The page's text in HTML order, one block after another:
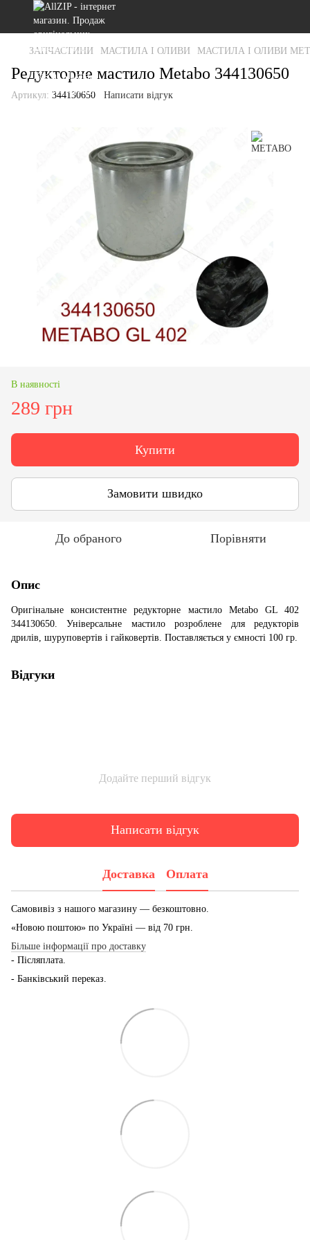
ЗАПЧАСТИНИ МАСТИЛА І ОЛИВИ МАСТИЛА І ОЛИВИ
Редукторне мастило Metabo 344130650
Артикул: 344130650 Написати відгук
В наявності
289 грн
Купити
Замовити швидко
До обраного Порівняти
Опис
Оригінальне консистентне редукторне мастило Metabo GL 402
344130650. Універсальне мастило розроблене для редукторів
дрилів, шуруповертів і гайковертів. Поставляється у ємності 100 гр.
Відгуки
Додайте перший відгук
Написати відгук
Доставка Оплата
Самовивіз з нашого магазину — безкоштовно.
«Новою поштою» по Україні — від 70 грн.
Більше інформації про доставку
- Післяплата.
- Банківський переказ.